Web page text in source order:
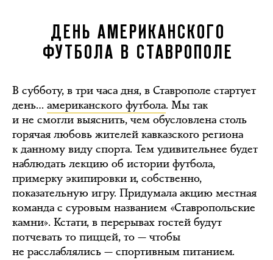
ДЕНЬ АМЕРИКАНСКОГО
ФУТБОЛА В СТАВРОПОЛЕ
В субботу, в три часа дня, в Ставрополе стартует
день… американского футбола. Мы так
и не смогли выяснить, чем обусловлена столь
горячая любовь жителей кавказского региона
к данному виду спорта. Тем удивительнее будет
наблюдать лекцию об истории футбола,
примерку экипировки и, собственно,
показательную игру. Придумала акцию местная
команда с суровым названием «Ставропольские
камни». Кстати, в перерывах гостей будут
потчевать то пиццей, то — чтобы
не расслаблялись — спортивным питанием.